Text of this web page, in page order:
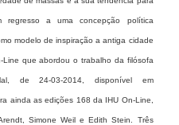
regresso a uma concepção política
modelo de inspiração a antiga cidade
Line que abordou o trabalho da filósofa
de 24-03-2014, disponível em
ainda as edições 168 da IHU On-Line,
Simone Weil e Edith Stein. Três